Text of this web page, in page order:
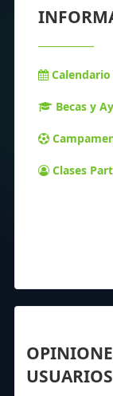
Calendario
Becas y
Clases
USUARIOS